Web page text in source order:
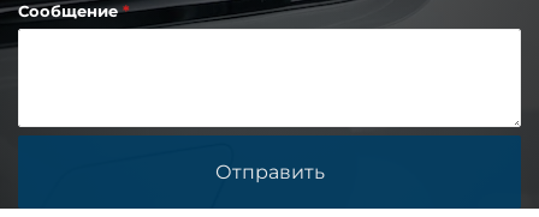
Сообщение